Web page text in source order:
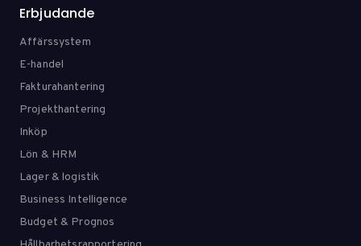
Erbjudande
Affärssystem
E-handel
Fakturahantering
Projekthantering
Inköp
Lön & HRM
Lager & logistik
Business Intelligence
Budget & Prognos